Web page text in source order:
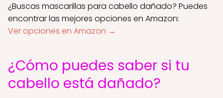
¿Buscas mascarillas para cabello dañado? Puedes
encontrar las mejores opciones en Amazon:
Ver opciones en Amazon →
¿Cómo puedes saber si tu
cabello está dañado?